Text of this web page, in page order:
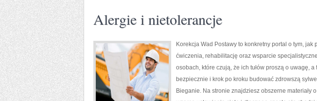
Alergie i nietolerancje
Korekcja Wad Postawy to konkretny portal o tym,
ćwiczenia, rehabilitację oraz wsparcie
osobach, które czują, że ich tułów proszą o uwagę, a
bezpiecznie i krok po kroku budować zdrowszą
Bieganie. Na stronie znajdziesz obszerne materiały